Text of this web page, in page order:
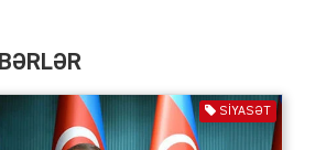
SIYASƏT